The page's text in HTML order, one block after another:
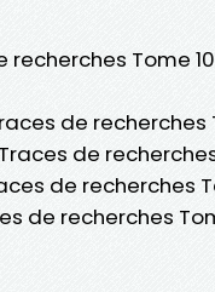
Tome
de recherches
de
de recherches
de recherches